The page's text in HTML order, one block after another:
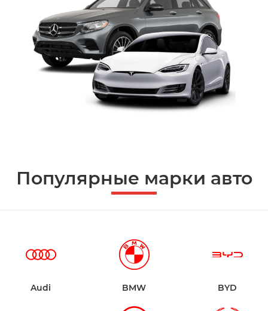
Популярные марки авто
Audi BMW BYD